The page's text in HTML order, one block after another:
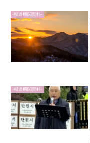
-報道機関資料-
-報道機関資料-